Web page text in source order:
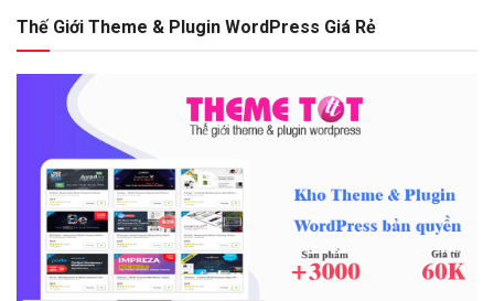
Thế Giới Theme & Plugin WordPress Giá Rẻ